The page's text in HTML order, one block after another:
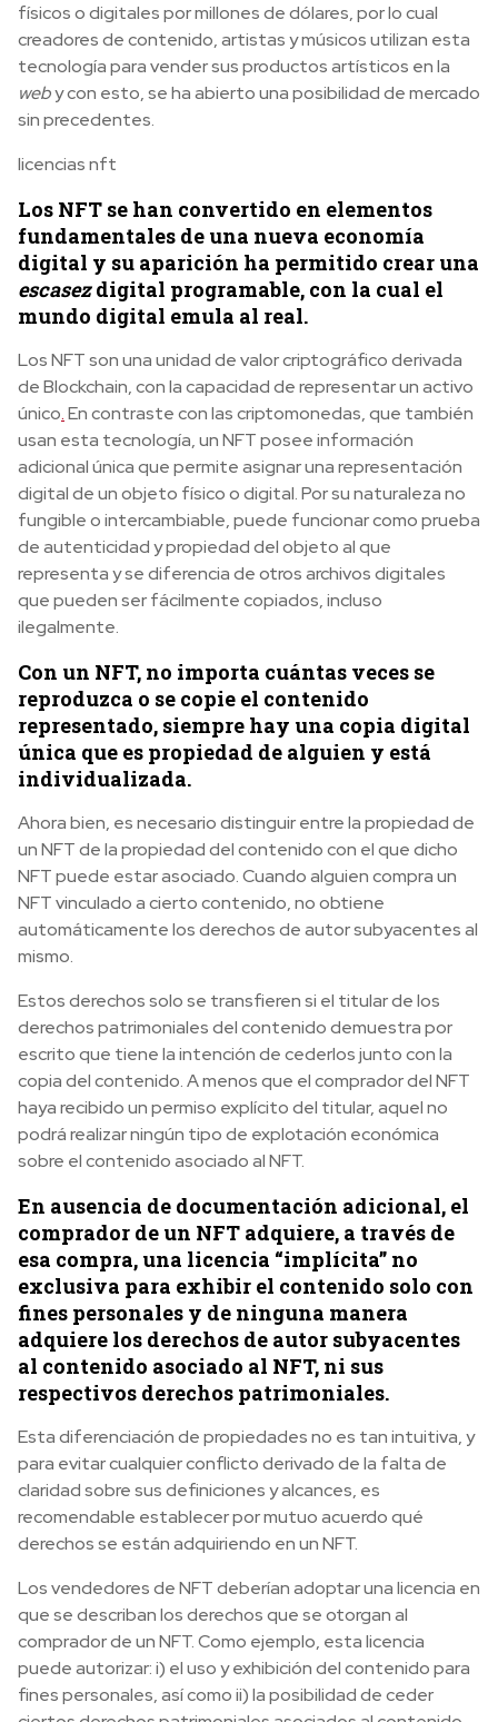
físicos o digitales por millones de dólares, por lo cual
creadores de contenido, artistas y músicos utilizan esta
tecnología para vender sus productos artísticos en la
weby con esto, se ha abierto una posibilidad de mercado
sin precedentes.
licencias nft
Los NFT se han convertido en elementos
fundamentales de una nueva economía
digital y su aparición ha permitido crear una
escasezdigital programable, con la cual el
mundo digital emula al real.
Los NFT son una unidad de valor criptográfico derivada
de Blockchain, con la capacidad de representar un activo
único.En contraste con las criptomonedas, que también
usan esta tecnología, un NFT posee información
adicional única que permite asignar una representación
digital de un objeto físico o digital. Por su naturaleza no
fungible o intercambiable, puede funcionar como prueba
de autenticidad y propiedad del objeto al que
representa y se diferencia de otros archivos digitales
que pueden ser fácilmente copiados, incluso
ilegalmente.
Con un NFT, no importa cuántas veces se
reproduzca o se copie el contenido
representado, siempre hay una copia digital
única que es propiedad de alguien y está
individualizada.
Ahora bien, es necesario distinguir entre la propiedad de
un NFT de la propiedad del contenido con el que dicho
NFT puede estar asociado. Cuando alguien compra un
NFT vinculado a cierto contenido, no obtiene
automáticamente los derechos de autor subyacentes al
mismo.
Estos derechos solo se transfieren si el titular de los
derechos patrimoniales del contenido demuestra por
escrito que tiene la intención de cederlos junto con la
copia del contenido. A menos que el comprador del NFT
haya recibido un permiso explícito del titular, aquel no
podrá realizar ningún tipo de explotación económica
sobre el contenido asociado al NFT.
En ausencia de documentación adicional, el
comprador de un NFT adquiere, a través de
esa compra, una licencia “implícita” no
exclusiva para exhibir el contenido solo con
fines personales y de ninguna manera
adquiere los derechos de autor subyacentes
al contenido asociado al NFT, ni sus
respectivos derechos patrimoniales.
Esta diferenciación de propiedades no es tan intuitiva, y
para evitar cualquier conflicto derivado de la falta de
claridad sobre sus definiciones y alcances, es
recomendable establecer por mutuo acuerdo qué
derechos se están adquiriendo en un NFT.
Los vendedores de NFT deberían adoptar una licencia en
que se describan los derechos que se otorgan al
comprador de un NFT. Como ejemplo, esta licencia
puede autorizar: i) el uso y exhibición del contenido para
fines personales, así como ii) la posibilidad de ceder